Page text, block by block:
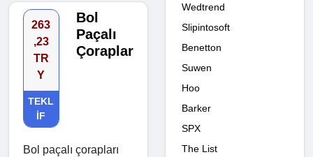
263
,23
TR
Y
TEKL
IF
Bol
Paçalı
Çoraplar
Bol paçalı çorapları
Wedtrend
Slipintosoft
Benetton
Suwen
Hoo
Barker
SPX
The List